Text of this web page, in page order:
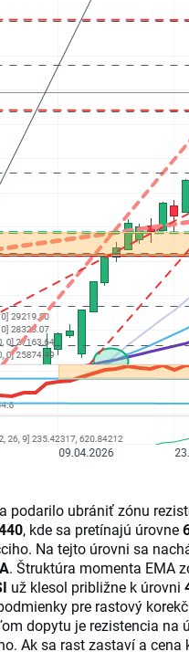
podarilo ubrániť zónu
, kde sa pretínajú úrovne
Na tejto úrovni sa
. Štruktúra momenta EMA
už klesol približne k úrovni
pre rastový
dopytu je rezistencia na
Ak sa rast zastaví a cena